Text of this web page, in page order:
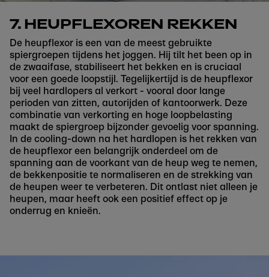
7. HEUPFLEXOREN REKKEN
De heupflexor is een van de meest gebruikte
spiergroepen tijdens het joggen. Hij tilt het been op in
de zwaaifase, stabiliseert het bekken en is cruciaal
voor een goede loopstijl. Tegelijkertijd is de heupflexor
bij veel hardlopers al verkort - vooral door lange
perioden van zitten, autorijden of kantoorwerk. Deze
combinatie van verkorting en hoge loopbelasting
maakt de spiergroep bijzonder gevoelig voor spanning.
In de cooling-down na het hardlopen is het rekken van
de heupflexor een belangrijk onderdeel om de
spanning aan de voorkant van de heup weg te nemen,
de bekkenpositie te normaliseren en de strekking van
de heupen weer te verbeteren. Dit ontlast niet alleen je
heupen, maar heeft ook een positief effect op je
onderrug en knieën.